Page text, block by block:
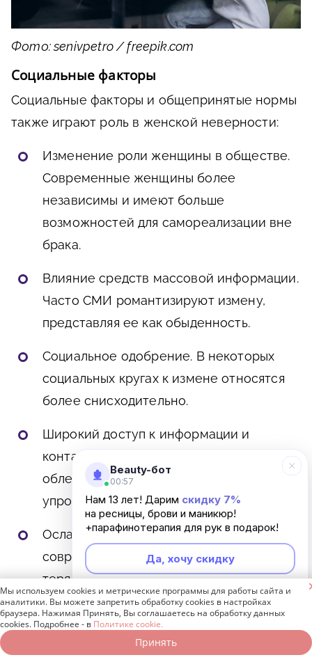
Фото: senivpetro / freepik.com
Социальные факторы
Социальные факторы и общепринятые нормы
также играют роль в женской неверности:
Изменение роли женщины в обществе.
Современные женщины более
независимы и имеют больше
возможностей для самореализации вне
брака.
Влияние средств массовой информации.
Часто СМИ романтизируют измену,
представляя ее как обыденность.
Социальное одобрение. В некоторых
социальных кругах к измене относятся
более снисходительно.
Широкий доступ к информации и
контактам. Интернет и социальные сети
облегчают знакомства и общение,
упрощая поиск партнера для измены.
Ослабление института брака. В
современном обществе брак часто
теряет свою ценность.
Отсутствие любви и уважения
Это ключевая причина, почему жены
Beauty-бот
00:57
Нам 13 лет! Дарим скидку 7%
на ресницы, брови и маникюр!
+парафинотерапия для рук в подарок!
Да, хочу скидку
Неинтересно
Мы используем cookies и метрические программы для работы сайта и
аналитики. Вы можете запретить обработку cookies в настройках
браузера. Нажимая Принять, Вы соглашаетесь на обработку данных
cookies. Подробнее - в Политике cookie.
Принять